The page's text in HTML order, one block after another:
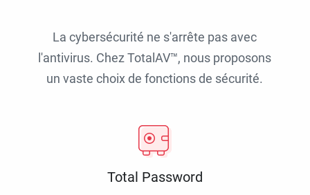
La cybersécurité ne s'arrête pas avec
l'antivirus. Chez TotalAV™, nous proposons
un vaste choix de fonctions de sécurité.
Total Password